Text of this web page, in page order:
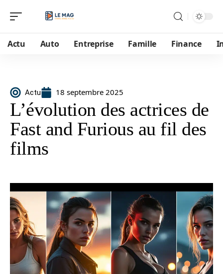
Actu Auto Entreprise Famille Finance
Actu 18 septembre 2025
L’évolution des actrices de
Fast and Furious au fil des
films